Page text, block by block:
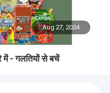
Aug 27, 2024
में - गलतियों से बचें